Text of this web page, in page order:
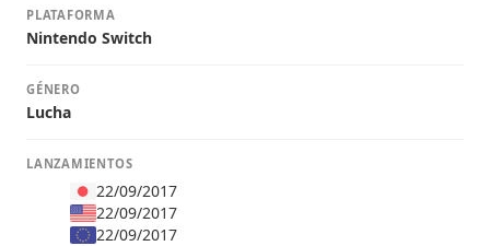
PLATAFORMA
Nintendo Switch
GÉNERO
Lucha
LANZAMIENTOS
22/09/2017
22/09/2017
22/09/2017